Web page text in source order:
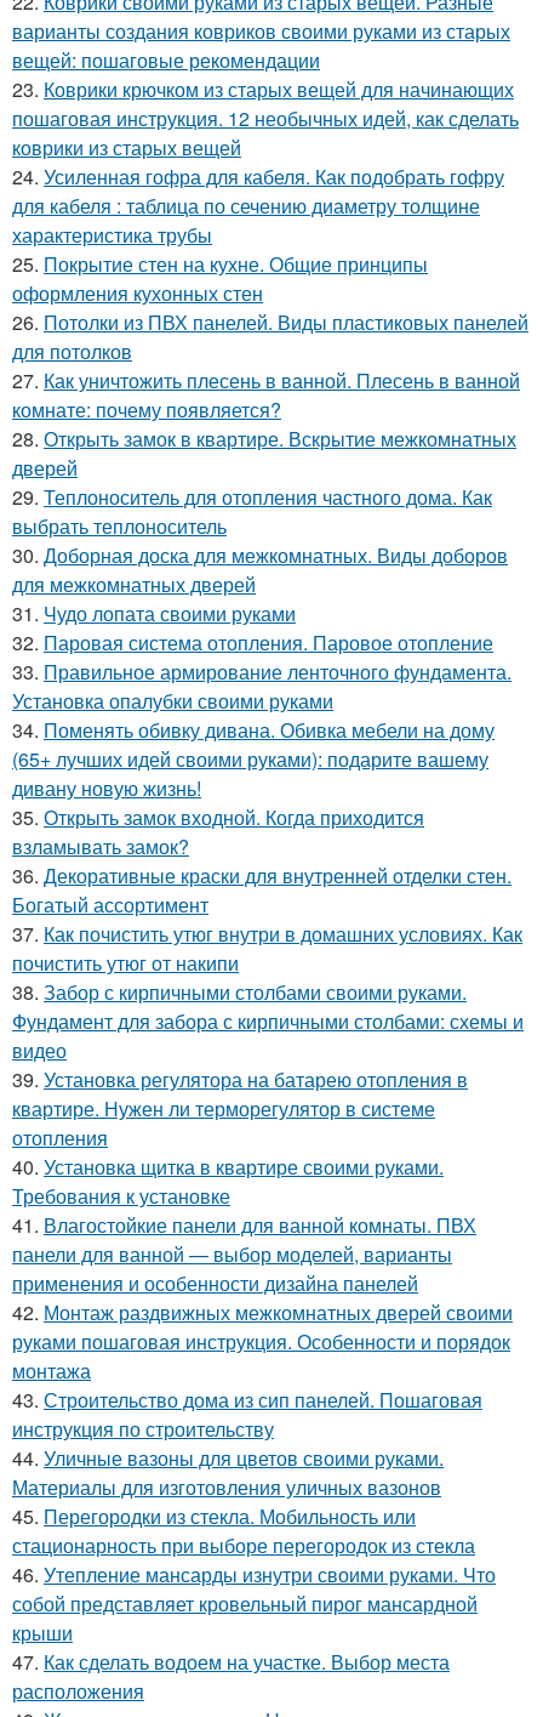
варианты создания ковриков своими руками из старых
вещей: пошаговые рекомендации
23. Коврики крючком из старых вещей для начинающих
пошаговая инструкция. 12 необычных идей, как сделать
коврики из старых вещей
24. Усиленная гофра для кабеля. Как подобрать гофру
для кабеля : таблица по сечению диаметру толщине
характеристика трубы
25. Покрытие стен на кухне. Общие принципы
оформления кухонных стен
26. Потолки из ПВХ панелей. Виды пластиковых панелей
для потолков
27. Как уничтожить плесень в ванной. Плесень в ванной
комнате: почему появляется?
28. Открыть замок в квартире. Вскрытие межкомнатных
дверей
29. Теплоноситель для отопления частного дома. Как
выбрать теплоноситель
30. Доборная доска для межкомнатных. Виды доборов
для межкомнатных дверей
31. Чудо лопата своими руками
32. Паровая система отопления. Паровое отопление
33. Правильное армирование ленточного фундамента.
Установка опалубки своими руками
34. Поменять обивку дивана. Обивка мебели на дому
(65+ лучших идей своими руками): подарите вашему
дивану новую жизнь!
35. Открыть замок входной. Когда приходится
взламывать замок?
36. Декоративные краски для внутренней отделки стен.
Богатый ассортимент
37. Как почистить утюг внутри в домашних условиях. Как
почистить утюг от накипи
38. Забор с кирпичными столбами своими руками.
Фундамент для забора с кирпичными столбами: схемы и
видео
39. Установка регулятора на батарею отопления в
квартире. Нужен ли терморегулятор в системе
отопления
40. Установка щитка в квартире своими руками.
Требования к установке
41. Влагостойкие панели для ванной комнаты. ПВХ
панели для ванной — выбор моделей, варианты
применения и особенности дизайна панелей
42. Монтаж раздвижных межкомнатных дверей своими
руками пошаговая инструкция. Особенности и порядок
монтажа
43. Строительство дома из сип панелей. Пошаговая
инструкция по строительству
44. Уличные вазоны для цветов своими руками.
Материалы для изготовления уличных вазонов
45. Перегородки из стекла. Мобильность или
стационарность при выборе перегородок из стекла
46. Утепление мансарды изнутри своими руками. Что
собой представляет кровельный пирог мансардной
крыши
47. Как сделать водоем на участке. Выбор места
расположения